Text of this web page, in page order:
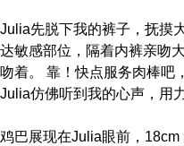
Julia先脱下我的裤子，抚摸
达敏感部位，隔着内裤亲吻
吻着。 靠！快点服务肉棒吧
Julia仿佛听到我的心声，用
鸡巴展现在Julia眼前，18cm